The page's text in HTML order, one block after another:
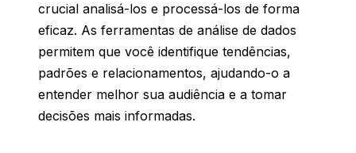
crucial analisá-los e processá-los de forma
eficaz. As ferramentas de análise de dados
permitem que você identifique tendências,
padrões e relacionamentos, ajudando-o a
entender melhor sua audiência e a tomar
decisões mais informadas.